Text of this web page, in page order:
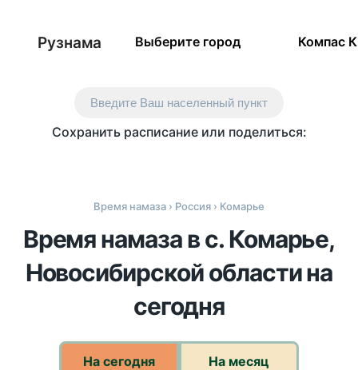
Рузнама Выберите город Компас
Введите Ваш населенный пункт
Сохранить расписание или поделиться:
Время намаза › Россия › Комарье
Время намаза в с. Комарье,
Новосибирской области на
сегодня
На сегодня На месяц